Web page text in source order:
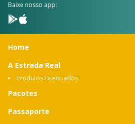
Baixe nosso app:
Home
A Estrada Real
Produtos Licenciados
Pacotes
Passaporte